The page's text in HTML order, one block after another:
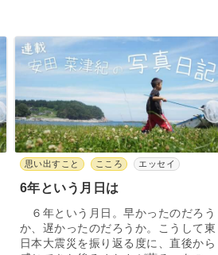
思い出すこと こころ エッセイ
6年という月日は
６年という月日。早かったのだろう
か、遅かったのだろうか。こうして東
日本大震災を振り返る度に、直後から